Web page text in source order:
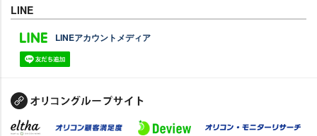
LINE
LINEアカウントメディア